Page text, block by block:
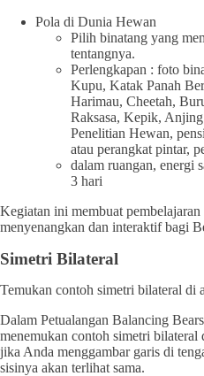
Pola di Dunia Hewan
Pilih binatang yang
tentangnya.
Perlengkapan : foto
Kupu, Katak Panah
Harimau, Cheetah,
Raksasa, Kepik,
Penelitian Hewan,
atau perangkat pintar,
dalam ruangan, energi
3 hari
Kegiatan ini membuat
menyenangkan dan interaktif bagi
Simetri Bilateral
Temukan contoh simetri bilateral di
Dalam Petualangan Balancing
menemukan contoh simetri
jika Anda menggambar garis di
sisinya akan terlihat sama.